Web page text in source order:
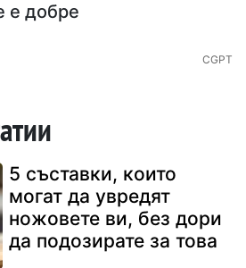
е добре
CGPT
5 съставки, които
могат да увредят
ножовете ви, без дори
да подозирате за това